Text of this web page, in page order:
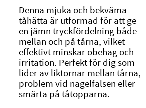
Denna mjuka och bekväma
tåhätta är utformad för att ge
en jämn tryckfördelning både
mellan och på tårna, vilket
effektivt minskar obehag och
irritation. Perfekt för dig som
lider av liktornar mellan tårna,
problem vid nagelfalsen eller
smärta på tåtopparna.